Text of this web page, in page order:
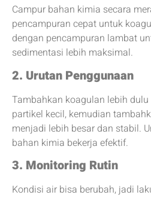
Campur bahan kimia secara
pencampuran cepat untuk
dengan pencampuran lambat
sedimentasi lebih maksimal.
2. Urutan Penggunaan
Tambahkan koagulan lebih
partikel kecil, kemudian
menjadi lebih besar dan stabil.
bahan kimia bekerja efektif.
3. Monitoring Rutin
Kondisi air bisa berubah, jadi